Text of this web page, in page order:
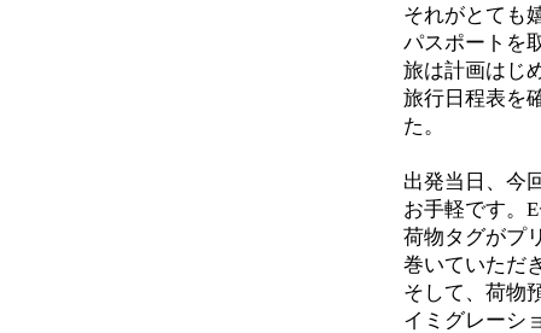
それがとても
パスポートを
旅は計画はじ
旅行日程表を
た。
出発当日、今
お手軽です。
荷物タグがプ
巻いていただ
そして、荷物
イミグレーシ